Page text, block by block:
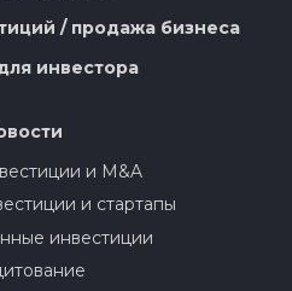
/ продажа бизнеса
инвестора
и M&A
и стартапы
инвестиции